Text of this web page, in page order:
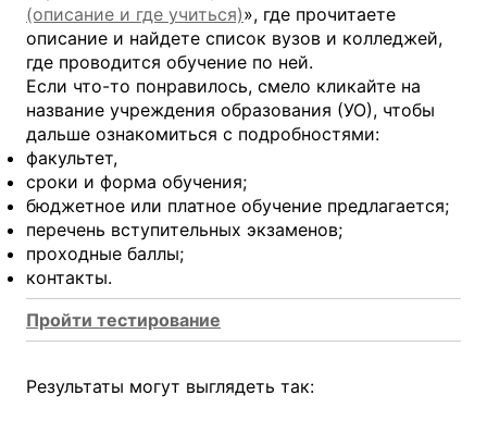
(описание и где учиться)», где прочитаете
описание и найдете список вузов и колледжей,
где проводится обучение по ней.
Если что-то понравилось, смело кликайте на
название учреждения образования (УО), чтобы
дальше ознакомиться с подробностями:
факультет,
сроки и форма обучения;
бюджетное или платное обучение предлагается;
перечень вступительных экзаменов;
проходные баллы;
контакты.
Пройти тестирование
Результаты могут выглядеть так: